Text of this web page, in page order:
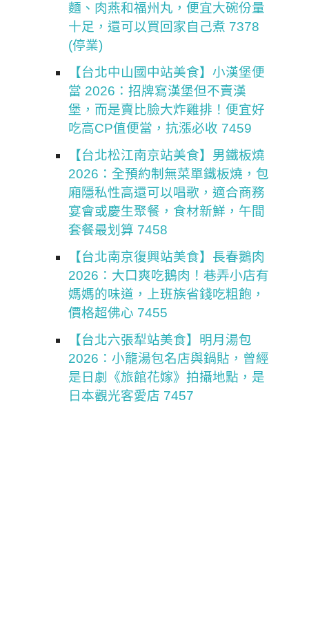
麵、肉燕和福州丸，便宜大碗份量
十足，還可以買回家自己煮 7378
(停業)
【台北中山國中站美食】小漢堡便
當 2026：招牌寫漢堡但不賣漢
堡，而是賣比臉大炸雞排！便宜好
吃高CP值便當，抗漲必收 7459
【台北松江南京站美食】男鐵板燒
2026：全預約制無菜單鐵板燒，包
廂隱私性高還可以唱歌，適合商務
宴會或慶生聚餐，食材新鮮，午間
套餐最划算 7458
【台北南京復興站美食】長春鵝肉
2026：大口爽吃鵝肉！巷弄小店有
媽媽的味道，上班族省錢吃粗飽，
價格超佛心 7455
【台北六張犁站美食】明月湯包
2026：小籠湯包名店與鍋貼，曾經
是日劇《旅館花嫁》拍攝地點，是
日本觀光客愛店 7457